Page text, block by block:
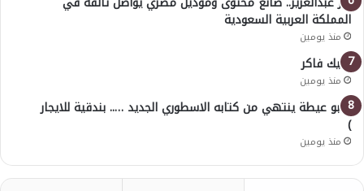
المملكة العربية السعودية
منذ يومين
خليك فاكر
منذ يومين
( أبو عيطة ينتهي من كتابه الاسطوري الجديد ….. بندقية للايجار
)
منذ يومين